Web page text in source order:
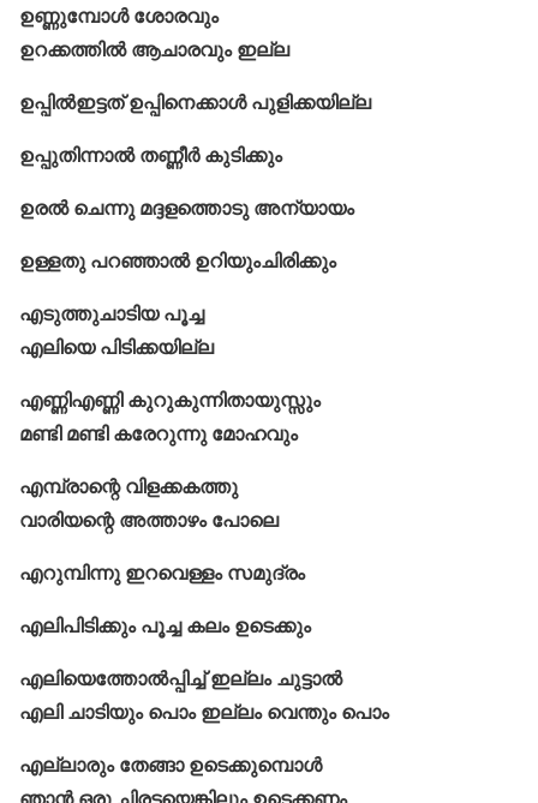
ഉണ്ണുമ്പോള്‍ ശോരവും
ഉറക്കത്തിൽ ആചാരവും ഇല്ല
ഉപ്പിൽഇട്ടത് ഉപ്പിനെക്കാൾ പുളിക്കയില്ല
ഉപ്പുതിന്നാൽ തണ്ണീർ കുടിക്കും
ഉരൽ ചെന്നു മദ്ദളത്തൊടു അന്യായം
ഉള്ളതു പറഞ്ഞാൽ ഉറിയുംചിരിക്കും
എടുത്തുചാടിയ പൂച്ച
എലിയെ പിടിക്കയില്ല
എണ്ണിഎണ്ണി കുറുകുന്നിതായുസ്സും
മണ്ടി മണ്ടി കരേറുന്നു മോഹവും
എമ്പ്രാന്റെ വിളക്കകത്തു
വാരിയന്റെ അത്താഴം പോലെ
എറുമ്പിന്നു ഇറവെള്ളം സമുദ്രം
എലിപിടിക്കും പൂച്ച കലം ഉടെക്കും
എലിയെത്തോൽപ്പിച്ച് ഇല്ലം ചുട്ടാൽ
എലി ചാടിയും പൊം ഇല്ലം വെന്തും പൊം
എല്ലാരും തേങ്ങാ ഉടെക്കുമ്പൊൾ